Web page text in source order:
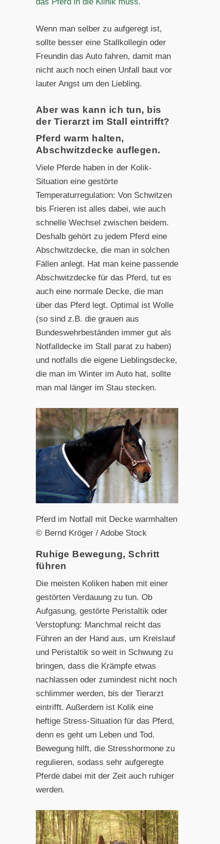
Wenn man selber zu aufgeregt ist,
sollte besser eine Stallkollegin oder
Freundin das Auto fahren, damit man
nicht auch noch einen Unfall baut vor
lauter Angst um den Liebling.
Aber was kann ich tun, bis
der Tierarzt im Stall eintrifft?
Pferd warm halten,
Abschwitzdecke auflegen.
Viele Pferde haben in der Kolik-
Situation eine gestörte
Temperaturregulation: Von Schwitzen
bis Frieren ist alles dabei, wie auch
schnelle Wechsel zwischen beidem.
Deshalb gehört zu jedem Pferd eine
Abschwitzdecke, die man in solchen
Fällen anlegt. Hat man keine passende
Abschwitzdecke für das Pferd, tut es
auch eine normale Decke, die man
über das Pferd legt. Optimal ist Wolle
(so sind z.B. die grauen aus
Bundeswehrbeständen immer gut als
Notfalldecke im Stall parat zu haben)
und notfalls die eigene Lieblingsdecke,
die man im Winter im Auto hat, sollte
man mal länger im Stau stecken.
Pferd im Notfall mit Decke warmhalten
© Bernd Kröger / Adobe Stock
Ruhige Bewegung, Schritt
führen
Die meisten Koliken haben mit einer
gestörten Verdauung zu tun. Ob
Aufgasung, gestörte Peristaltik oder
Verstopfung: Manchmal reicht das
Führen an der Hand aus, um Kreislauf
und Peristaltik so weit in Schwung zu
bringen, dass die Krämpfe etwas
nachlassen oder zumindest nicht noch
schlimmer werden, bis der Tierarzt
eintrifft. Außerdem ist Kolik eine
heftige Stress-Situation für das Pferd,
denn es geht um Leben und Tod.
Bewegung hilft, die Stresshormone zu
regulieren, sodass sehr aufgeregte
Pferde dabei mit der Zeit auch ruhiger
werden.